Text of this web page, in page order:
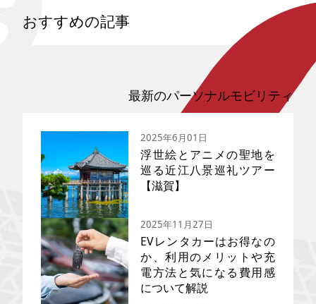
おすすめの記事
最新のパーソナルモビリティ
2025年6月01日
浮世絵とアニメの聖地を
巡る近江八景巡礼ツアー
【滋賀】
近江八景の美しさを、歌川広重
の浮世絵と現地の絶景を比較し
2025年11月27日
EVレンタカーはお得なの
か、利用のメリットや充
電方法と気になる費用感
について解説